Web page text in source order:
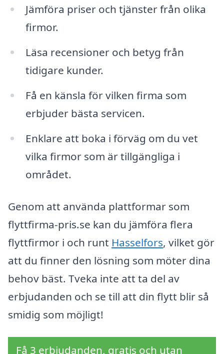
Jämföra priser och tjänster från olika
firmor.
Läsa recensioner och betyg från
tidigare kunder.
Få en känsla för vilken firma som
erbjuder bästa servicen.
Enklare att boka i förväg om du vet
vilka firmor som är tillgängliga i
området.
Genom att använda plattformar som
flyttfirma-pris.se kan du jämföra flera
flyttfirmor i och runt Hasselfors, vilket gör
att du finner den lösning som möter dina
behov bäst. Tveka inte att ta del av
erbjudanden och se till att din flytt blir så
smidig som möjligt!
Få 3 erbjudanden, gratis och utan